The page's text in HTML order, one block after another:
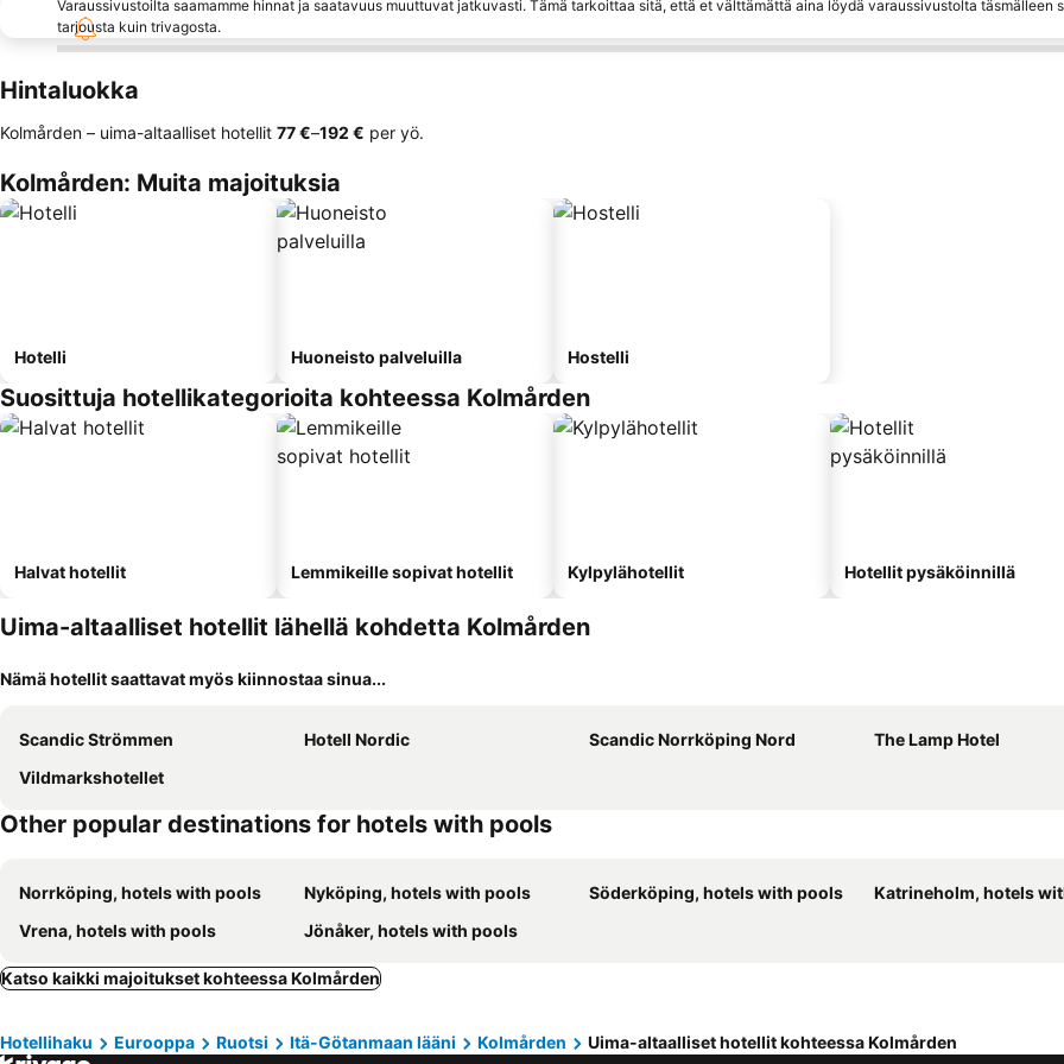
Varaussivustoilta saamamme hinnat ja saatavuus muuttuvat jatkuvasti. Tämä tarkoittaa sitä, että et välttämättä aina löydä varaussivustolta täsmälleen
tarjousta kuin trivagosta.
Hintaluokka
Kolmården – uima-altaalliset hotellit ‎77 €–‎192 € per yö.
Kolmården: Muita majoituksia
Hotelli Huoneisto palveluilla Hostelli
Suosittuja hotellikategorioita kohteessa Kolmården
Halvat hotellit Lemmikeille sopivat hotellit Kylpylähotellit Hotellit pysäköinnillä
Uima-altaalliset hotellit lähellä kohdetta Kolmården
Nämä hotellit saattavat myös kiinnostaa sinua...
Scandic Strömmen Hotell Nordic Scandic Norrköping Nord
The Lamp Hotel
Vildmarkshotellet
Other popular destinations for hotels with pools
Norrköping, hotels with pools Nyköping, hotels with pools Söderköping, hotels with pools
Katrineholm, hotels
Vrena, hotels with pools
Jönåker, hotels with pools
Katso kaikki majoitukset kohteessa Kolmården
Hotellihaku Eurooppa Ruotsi Itä-Götanmaan lääni Kolmården Uima-altaalliset hotellit kohteessa Kolmården